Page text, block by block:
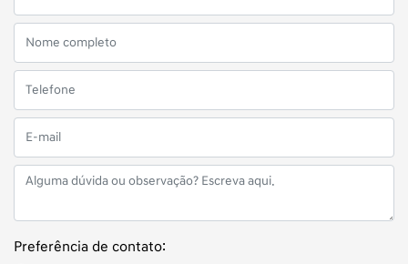
Preferência de contato: